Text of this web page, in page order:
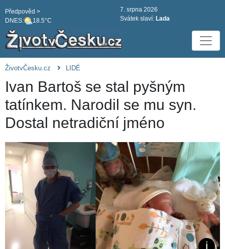
DNES: 18.5°C
Předpověd >
7. srpna 2026
Svátek slaví: Lada
ŽivotvČesku.cz LIDÉ
Ivan Bartoš se stal pyšným
tatínkem. Narodil se mu syn.
Dostal netradiční jméno